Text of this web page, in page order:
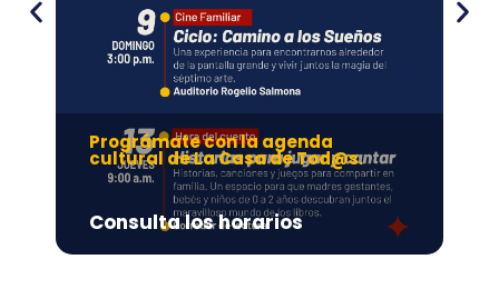
Prográmate con la agenda
cultural de La Casa de Tod@s.
Consulta los horarios